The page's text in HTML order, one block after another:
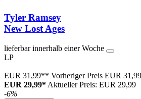
Tyler Ramsey
New Lost Ages
lieferbar innerhalb einer Woche
LP
EUR 31,99** Vorheriger Preis EUR
EUR 29,99* Aktueller Preis: EUR 29,99
-6%